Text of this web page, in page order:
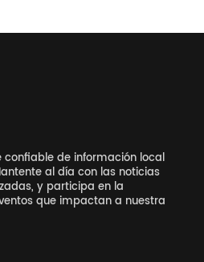
confiable de información local
al día con las noticias
y participa en la
que impactan a nuestra